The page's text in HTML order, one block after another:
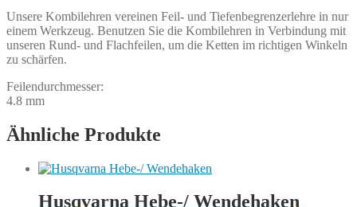
Unsere Kombilehren vereinen Feil- und Tiefenbegrenzerlehre in nur
einem Werkzeug. Benutzen Sie die Kombilehren in Verbindung mit
unseren Rund- und Flachfeilen, um die Ketten im richtigen Winkeln
zu schärfen.
Feilendurchmesser:
4.8 mm
Ähnliche Produkte
Husqvarna Hebe-/ Wendehaken